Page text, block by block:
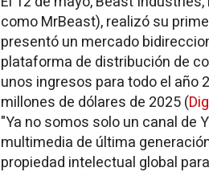
como MrBeast), realizó su
presentó un mercado
plataforma de distribución de
unos ingresos para todo el año
millones de dólares de 2025 (
"Ya no somos solo un canal de
multimedia de última
propiedad intelectual global